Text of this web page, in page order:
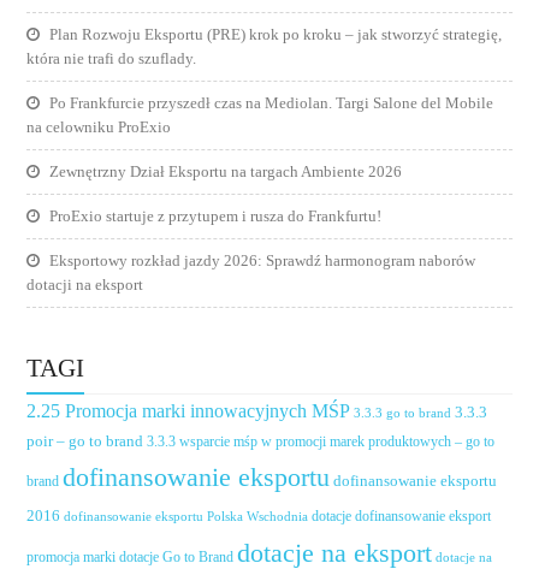
Plan Rozwoju Eksportu (PRE) krok po kroku – jak stworzyć strategię,
która nie trafi do szuflady.
Po Frankfurcie przyszedł czas na Mediolan. Targi Salone del Mobile
na celowniku ProExio
Zewnętrzny Dział Eksportu na targach Ambiente 2026
ProExio startuje z przytupem i rusza do Frankfurtu!
Eksportowy rozkład jazdy 2026: Sprawdź harmonogram naborów
dotacji na eksport
TAGI
2.25 Promocja marki innowacyjnych MŚP 3.3.3 go to brand 3.3.3
poir – go to brand 3.3.3 wsparcie mśp w promocji marek produktowych – go to
brand dofinansowanie eksportu dofinansowanie eksportu
2016 dofinansowanie eksportu Polska Wschodnia dotacje dofinansowanie eksport
promocja marki dotacje Go to Brand dotacje na eksport dotacje na